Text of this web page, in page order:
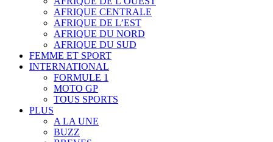
AFRIQUE CENTRALE
AFRIQUE DE L’EST
AFRIQUE DU NORD
AFRIQUE DU SUD
FEMME ET SPORT
INTERNATIONAL
FORMULE 1
MOTO GP
TOUS SPORTS
PLUS
A LA UNE
BUZZ